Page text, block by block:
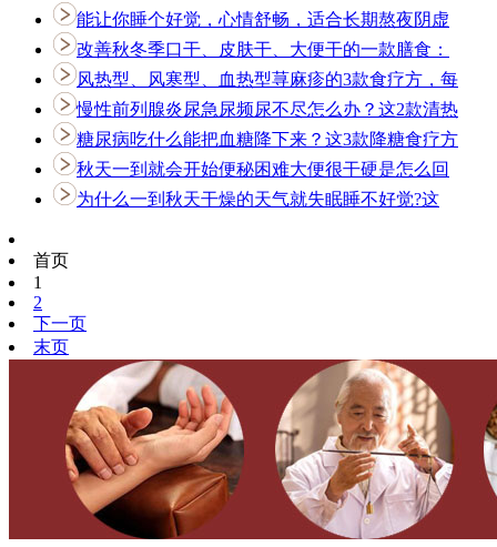
能让你睡个好觉，心情舒畅，适合长期熬夜阴虚
改善秋冬季口干、皮肤干、大便干的一款膳食：
风热型、风寒型、血热型荨麻疹的3款食疗方，每
慢性前列腺炎尿急尿频尿不尽怎么办？这2款清热
糖尿病吃什么能把血糖降下来？这3款降糖食疗方
秋天一到就会开始便秘困难大便很干硬是怎么回
为什么一到秋天干燥的天气就失眠睡不好觉?这
首页
1
2
下一页
末页